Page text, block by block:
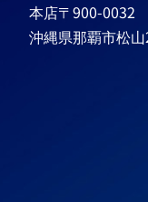
本店〒900-0032
沖縄県那覇市松